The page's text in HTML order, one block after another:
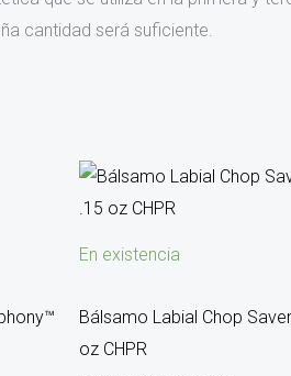
cantidad será suficiente.
En existencia
Bálsamo Labial Chop
oz CHPR